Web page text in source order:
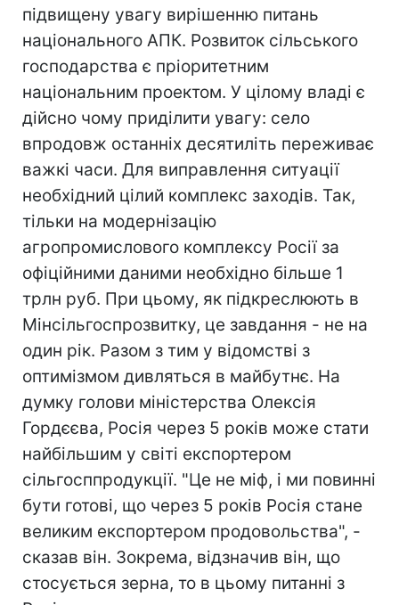
підвищену увагу вирішенню питань
національного АПК. Розвиток сільського
господарства є пріоритетним
національним проектом. У цілому владі є
дійсно чому приділити увагу: село
впродовж останніх десятиліть переживає
важкі часи. Для виправлення ситуації
необхідний цілий комплекс заходів. Так,
тільки на модернізацію
агропромислового комплексу Росії за
офіційними даними необхідно більше 1
трлн руб. При цьому, як підкреслюють в
Мінсільгоспрозвитку, це завдання - не на
один рік. Разом з тим у відомстві з
оптимізмом дивляться в майбутнє. На
думку голови міністерства Олексія
Гордєєва, Росія через 5 років може стати
найбільшим у світі експортером
сільгосппродукції. "Це не міф, і ми повинні
бути готові, що через 5 років Росія стане
великим експортером продовольства", -
сказав він. Зокрема, відзначив він, що
стосується зерна, то в цьому питанні з